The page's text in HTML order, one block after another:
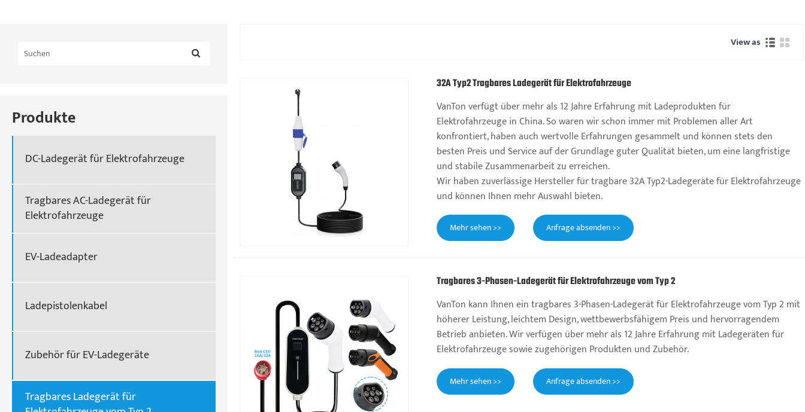
Produkte
DC-Ladegerät für Elektrofahrzeuge
Tragbares AC-Ladegerät für
Elektrofahrzeuge
EV-Ladeadapter
Ladepistolenkabel
Zubehör für EV-Ladegeräte
Tragbares Ladegerät für
View as
32A Typ2 Tragbares Ladegerät für Elektrofahrzeuge
VanTon verfügt über mehr als 12 Jahre Erfahrung mit Ladeprodukten für
Elektrofahrzeuge in China. So waren wir schon immer mit Problemen aller Art
konfrontiert, haben auch wertvolle Erfahrungen gesammelt und können stets den
besten Preis und Service auf der Grundlage guter Qualität bieten, um eine langfristige
und stabile Zusammenarbeit zu erreichen.
Wir haben zuverlässige Hersteller für tragbare 32A Typ2-Ladegeräte für Elektrofahrzeuge
und können Ihnen mehr Auswahl bieten.
Mehr sehen >> Anfrage absenden >>
Tragbares 3-Phasen-Ladegerät für Elektrofahrzeuge vom Typ 2
VanTon kann Ihnen ein tragbares 3-Phasen-Ladegerät für Elektrofahrzeuge vom Typ 2 mit
höherer Leistung, leichtem Design, wettbewerbsfähigem Preis und hervorragendem
Betrieb anbieten. Wir verfügen über mehr als 12 Jahre Erfahrung mit Ladegeräten für
Elektrofahrzeuge sowie zugehörigen Produkten und Zubehör.
Mehr sehen >> Anfrage absenden >>